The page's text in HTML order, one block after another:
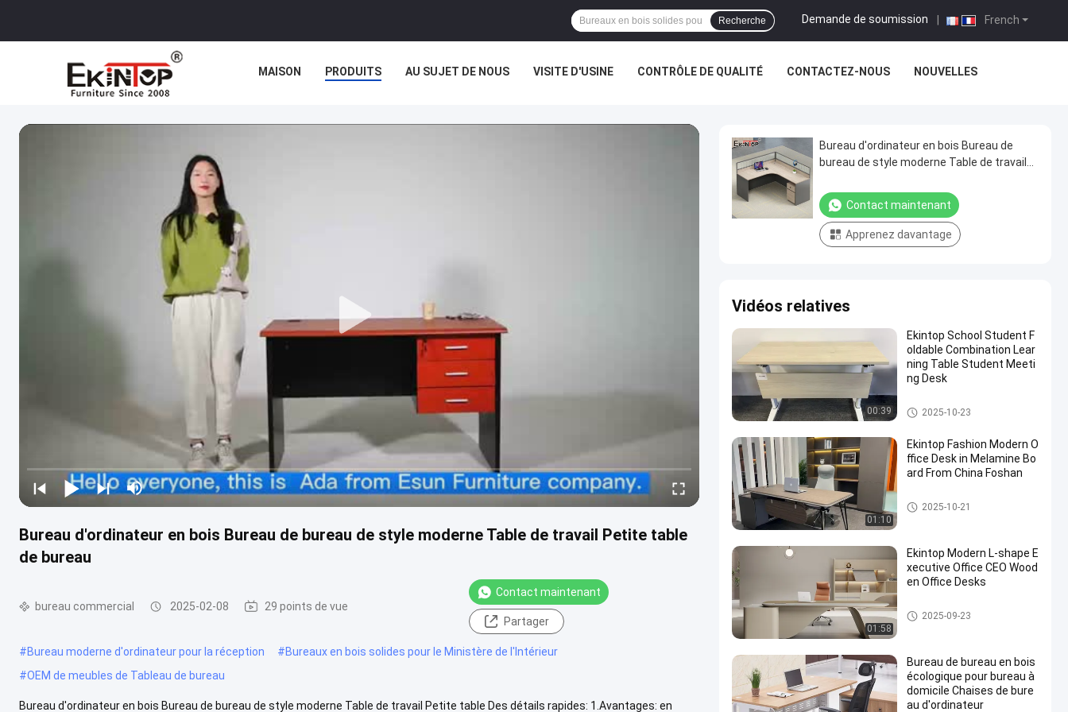
French
Demande de soumission
Recherche
MAISON PRODUITS AU SUJET DE NOUS VISITE D'USINE CONTRÔLE DE QUALITÉ CONTACTEZ-NOUS NOUVELLES
Bureau d'ordinateur en bois Bureau de bureau de style moderne Table de travail Petite table
de bureau
bureau commercial 2025-02-08 29 points de vue
Contact maintenant
Partager
#Bureau moderne d'ordinateur pour la réception #Bureaux en bois solides pour le Ministère de l'Intérieur
#OEM de meubles de Tableau de bureau
Bureau d'ordinateur en bois Bureau de bureau de style moderne Table de travail Petite table Des détails rapides: 1.Avantages: en
Bureau d'ordinateur en bois Bureau de
bureau de style moderne Table de travail
Contact maintenant
Apprenez davantage
Vidéos relatives
00:39
Ekintop School Student F
oldable Combination Lear
ning Table Student Meeti
ng Desk
bureau commercial
2025-10-23
01:10
Ekintop Fashion Modern O
ffice Desk in Melamine Bo
ard From China Foshan
bureau commercial
2025-10-21
01:58
Ekintop Modern L-shape E
xecutive Office CEO Wood
en Office Desks
bureau commercial
2025-09-23
Bureau de bureau en bois
écologique pour bureau à
domicile Chaises de bure
au d'ordinateur